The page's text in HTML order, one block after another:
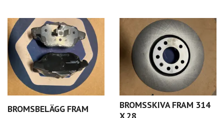
BROMSBELÄGG FRAM
BROMSSKIVA FRAM 314